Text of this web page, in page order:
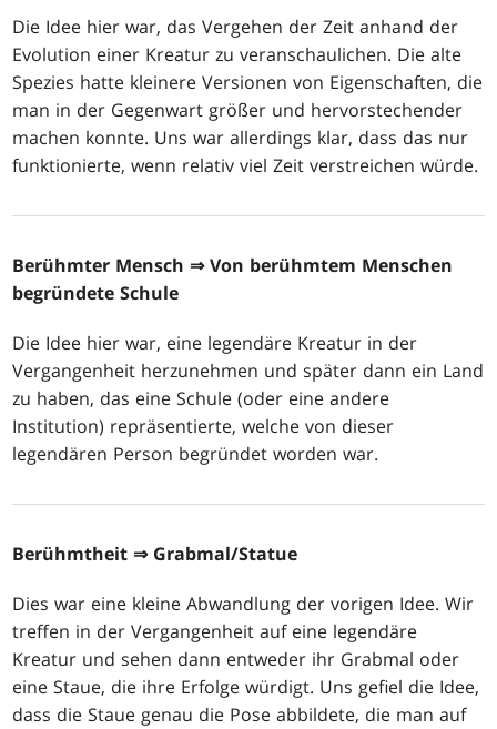
Die Idee hier war, das Vergehen der Zeit anhand der
Evolution einer Kreatur zu veranschaulichen. Die alte
Spezies hatte kleinere Versionen von Eigenschaften, die
man in der Gegenwart größer und hervorstechender
machen konnte. Uns war allerdings klar, dass das nur
funktionierte, wenn relativ viel Zeit verstreichen würde.
Berühmter Mensch ⇒ Von berühmtem Menschen
begründete Schule
Die Idee hier war, eine legendäre Kreatur in der
Vergangenheit herzunehmen und später dann ein Land
zu haben, das eine Schule (oder eine andere
Institution) repräsentierte, welche von dieser
legendären Person begründet worden war.
Berühmtheit ⇒ Grabmal/Statue
Dies war eine kleine Abwandlung der vorigen Idee. Wir
treffen in der Vergangenheit auf eine legendäre
Kreatur und sehen dann entweder ihr Grabmal oder
eine Staue, die ihre Erfolge würdigt. Uns gefiel die Idee,
dass die Staue genau die Pose abbildete, die man auf